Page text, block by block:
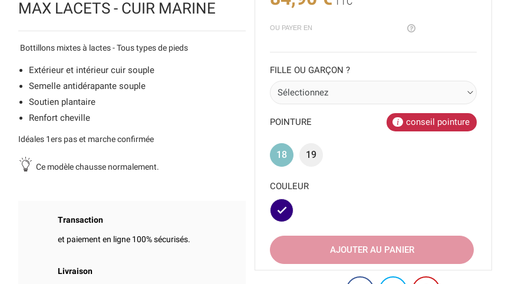
MAX LACETS - CUIR MARINE
Bottillons mixtes à lactes - Tous types de pieds
Extérieur et intérieur cuir souple
Semelle antidérapante souple
Soutien plantaire
Renfort cheville
Idéales 1ers pas et marche confirmée
Ce modèle chausse normalement.
Transaction
et paiement en ligne 100% sécurisés.
Livraison
OU PAYER EN
FILLE OU GARÇON ?
POINTURE conseil pointure
18 19
COULEUR
Marine
AJOUTER AU PANIER